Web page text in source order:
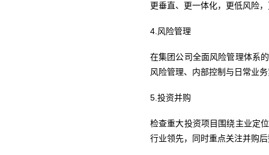
更垂直、更一体化，更低风险
4.风险管理
在集团公司全面风险管理体系
风险管理、内部控制与日常业
5.投资并购
检查重大投资项目围绕主业定
行业领先，同时重点关注并购